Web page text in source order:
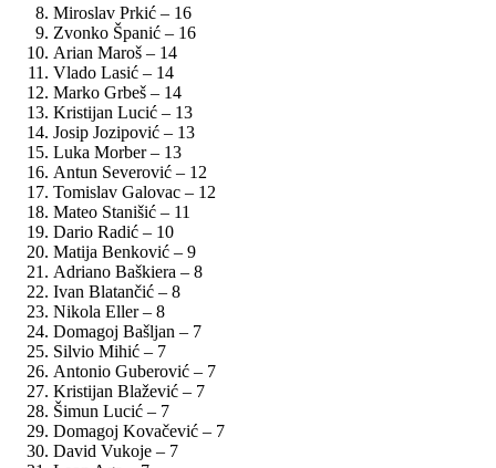
Miroslav Prkić – 16
Zvonko Španić – 16
Arian Maroš – 14
Vlado Lasić – 14
Marko Grbeš – 14
Kristijan Lucić – 13
Josip Jozipović – 13
Luka Morber – 13
Antun Severović – 12
Tomislav Galovac – 12
Mateo Stanišić – 11
Dario Radić – 10
Matija Benković – 9
Adriano Baškiera – 8
Ivan Blatančić – 8
Nikola Eller – 8
Domagoj Bašljan – 7
Silvio Mihić – 7
Antonio Guberović – 7
Kristijan Blažević – 7
Šimun Lucić – 7
Domagoj Kovačević – 7
David Vukoje – 7